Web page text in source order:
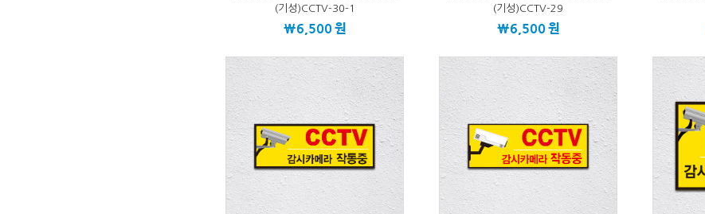
(기성)CCTV-30-1
\6,500원
(기성)CCTV-29
\6,500원